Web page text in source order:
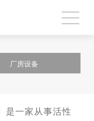
厂房设备
是一家从事活性